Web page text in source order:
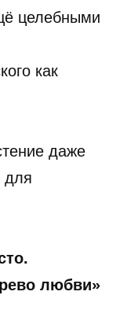
целебными
как
даже
для
любви»